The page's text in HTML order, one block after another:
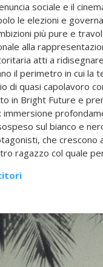
sociale e il
le elezioni e
più pure e
alla
atti a
il perimetro in cui la
di quasi capolavoro
in Bright Future e
immersione
sul bianco e
che crescono
ragazzo col quale